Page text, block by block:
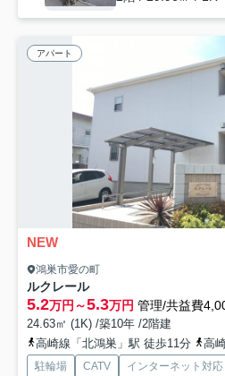
アパート
NEW
鴻巣市愛の町
ルクレール
5.2万円～5.3万円 管理/共益費
24.63㎡ (1K) /築10年 /2階建
高崎線「北鴻巣」駅 徒歩11分
高
駐輪場 CATV インターネット対応